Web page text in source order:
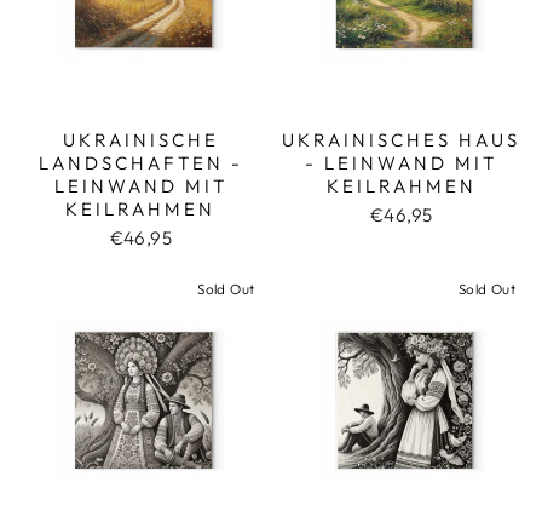
UKRAINISCHE
LANDSCHAFTEN -
LEINWAND MIT
KEILRAHMEN
€46,95
UKRAINISCHES HAUS
- LEINWAND MIT
KEILRAHMEN
€46,95
Sold Out Sold Out